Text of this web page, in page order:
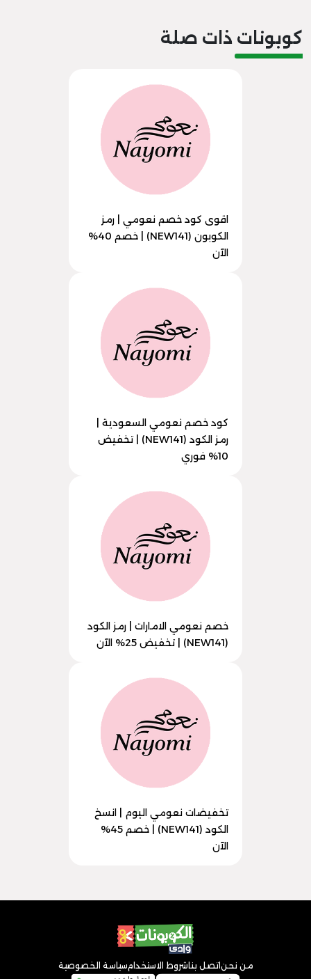
كوبونات ذات صلة
اقوى كود خصم نعومي | رمز
الكوبون (NEW141) | خصم 40%
الآن
كود خصم نعومي السعودية |
رمز الكود (NEW141) | تخفيض
10% فوري
خصم نعومي الامارات | رمز الكود
(NEW141) | تخفيض 25% الآن
تخفيضات نعومي اليوم | انسخ
الكود (NEW141) | خصم 45%
الآن
من نحن اتصل بنا شروط الاستخدامسياسة الخصوصية